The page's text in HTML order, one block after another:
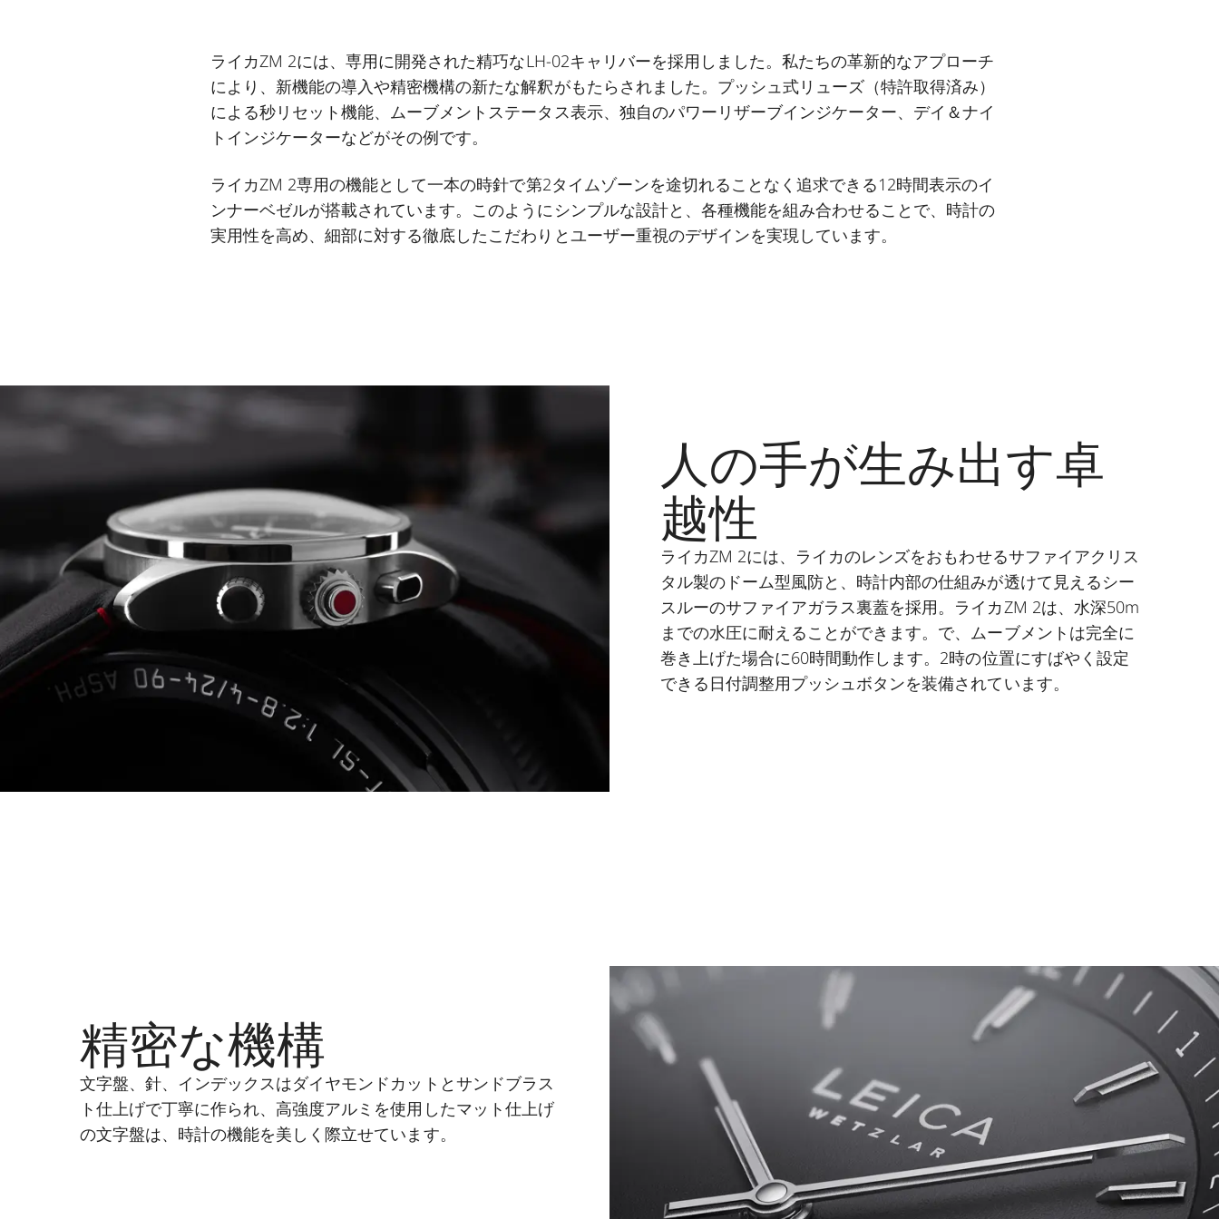
ライカZM 2には、専用に開発された精巧なLH-02キャリバーを採用しました。私たちの革新的なアプローチ
により、新機能の導入や精密機構の新たな解釈がもたらされました。プッシュ式リューズ（特許取得済み）
による秒リセット機能、ムーブメントステータス表示、独自のパワーリザーブインジケーター、デイ＆ナイ
トインジケーターなどがその例です。
ライカZM 2専用の機能として一本の時針で第2タイムゾーンを途切れることなく追求できる12時間表示のイ
ンナーベゼルが搭載されています。このようにシンプルな設計と、各種機能を組み合わせることで、時計の
実用性を高め、細部に対する徹底したこだわりとユーザー重視のデザインを実現しています。
人の手が生み出す卓
越性
ライカZM 2には、ライカのレンズをおもわせるサファイアクリス
タル製のドーム型風防と、時計内部の仕組みが透けて見えるシー
スルーのサファイアガラス裏蓋を採用。ライカZM 2は、水深50m
までの水圧に耐えることができます。で、ムーブメントは完全に
巻き上げた場合に60時間動作します。2時の位置にすばやく設定
できる日付調整用プッシュボタンを装備されています。
精密な機構
文字盤、針、インデックスはダイヤモンドカットとサンドブラス
ト仕上げで丁寧に作られ、高強度アルミを使用したマット仕上げ
の文字盤は、時計の機能を美しく際立せています。